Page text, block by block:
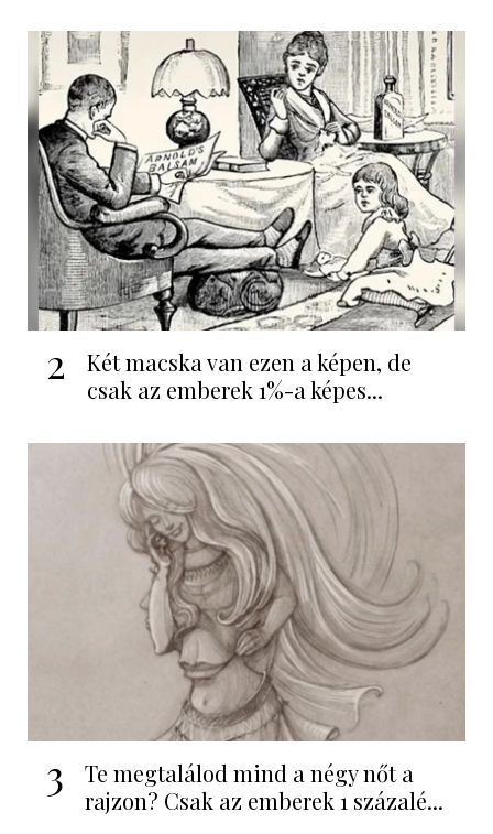
2
Két macska van ezen a képen, de
csak az emberek 1%-a képes...
3
Te megtalálod mind a négy nőt a
rajzon? Csak az emberek 1 százalé...